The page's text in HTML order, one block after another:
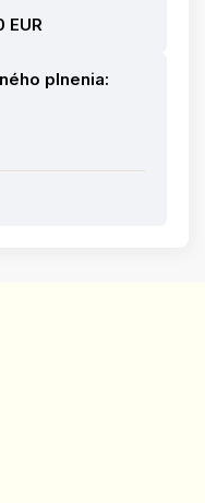
plnenia: